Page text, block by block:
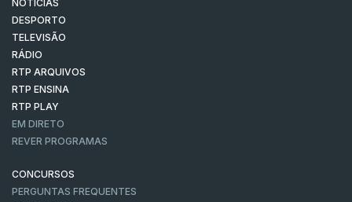
NOTÍCIAS
DESPORTO
TELEVISÃO
RÁDIO
RTP ARQUIVOS
RTP ENSINA
RTP PLAY
EM DIRETO
REVER PROGRAMAS
CONCURSOS
PERGUNTAS FREQUENTES